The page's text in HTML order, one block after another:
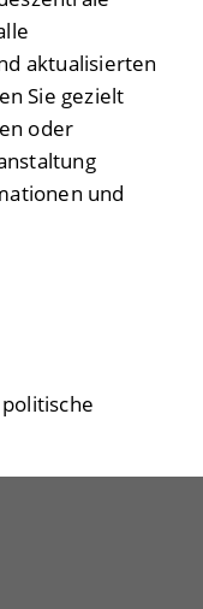
aktualisierten
Sie gezielt
oder
und